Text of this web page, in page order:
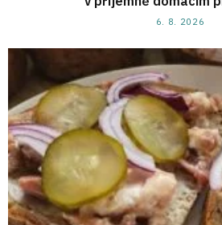
6. 8. 2026